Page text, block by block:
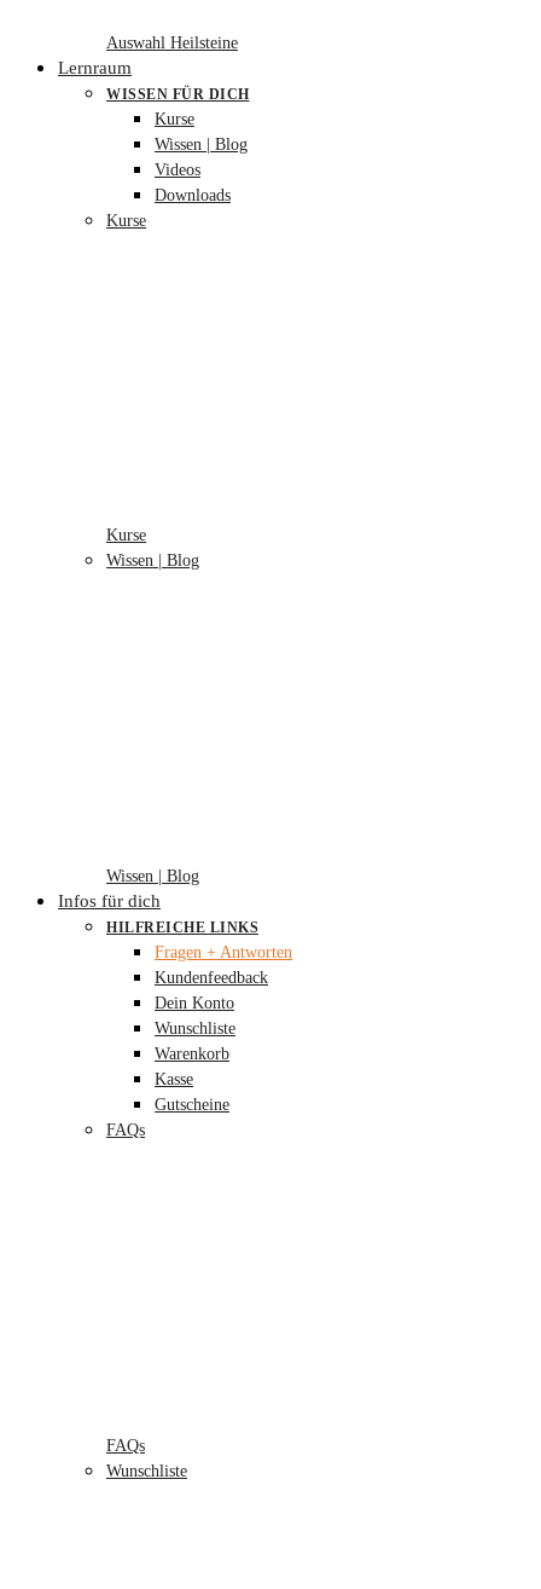
Auswahl Heilsteine
Lernraum
WISSEN FÜR DICH
Kurse
Wissen | Blog
Videos
Downloads
Kurse
Kurse
Wissen | Blog
Wissen | Blog
Infos für dich
HILFREICHE LINKS
Fragen + Antworten
Kundenfeedback
Dein Konto
Wunschliste
Warenkorb
Kasse
Gutscheine
FAQs
FAQs
Wunschliste